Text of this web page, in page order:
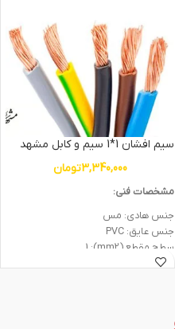
سیم افشان 1*1 سیم و کابل مشهد
3,340,000تومان
مشخصات فنی:
جنس هادی: مس
جنس عایق: PVC
سطح مقطع (mm2): 1
ولتاژ اسمی (V): 300/500